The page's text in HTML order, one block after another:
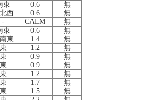
東
0.6
無
西
0.6
無
-
CALM
無
東
0.6
無
東
1.4
無
1.2
無
0.9
無
0.9
無
1.2
無
1.7
無
1.5
無